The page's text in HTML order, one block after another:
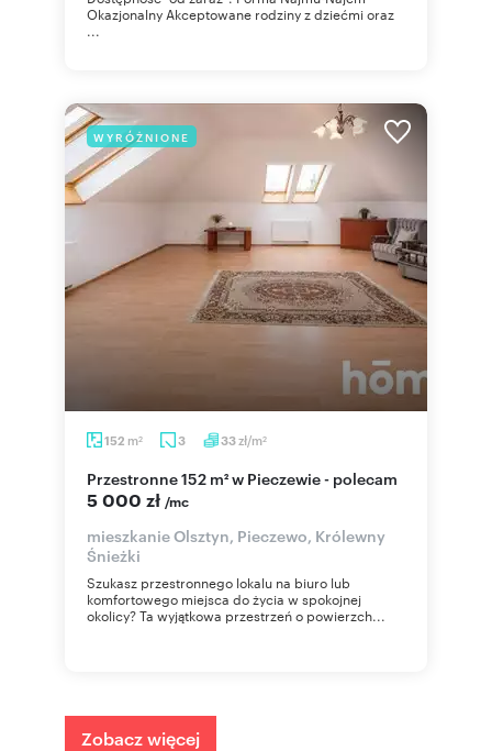
Okazjonalny Akceptowane rodziny z dziećmi oraz
...
WYRÓŻNIONE
152 m2 3 33zł/m2
Przestronne 152 m² w Pieczewie - polecam
5 000 zł /mc
mieszkanie Olsztyn, Pieczewo, Królewny
Śnieżki
Szukasz przestronnego lokalu na biuro lub
komfortowego miejsca do życia w spokojnej
okolicy? Ta wyjątkowa przestrzeń o powierzch...
Zobacz więcej